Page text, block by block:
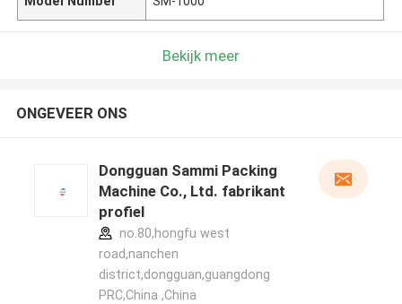
Bekijk meer
ONGEVEER ONS
Dongguan Sammi Packing
Machine Co., Ltd. fabrikant
profiel
no.80,hongfu west
road,nanchen
district,dongguan,guangdong
PRC,China ,China